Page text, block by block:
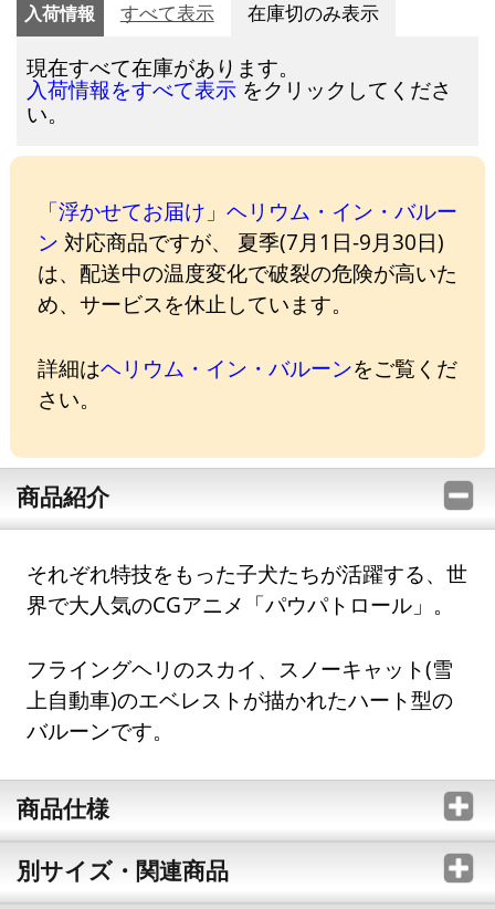
入荷情報 すべて表示 在庫切のみ表示
現在すべて在庫があります。
入荷情報をすべて表示 をクリックしてくださ
い。
「浮かせてお届け」ヘリウム・イン・バルー
ン 対応商品ですが、 夏季(7月1日-9月30日)
は、配送中の温度変化で破裂の危険が高いた
め、サービスを休止しています。
詳細はヘリウム・イン・バルーンをご覧くだ
さい。
商品紹介
それぞれ特技をもった子犬たちが活躍する、世
界で大人気のCGアニメ「パウパトロール」。
フライングヘリのスカイ、スノーキャット(雪
上自動車)のエベレストが描かれたハート型の
バルーンです。
商品仕様
別サイズ・関連商品